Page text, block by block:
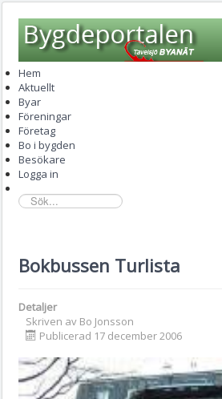
Hem
Aktuellt
Byar
Föreningar
Företag
Bo i bygden
Besökare
Logga in
sök...
Bokbussen Turlista
Detaljer
Skriven av Bo Jonsson
Publicerad 17 december 2006